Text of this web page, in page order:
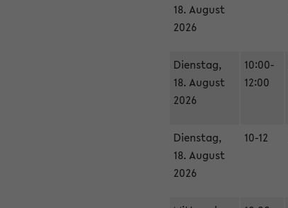
18. August
2026
Dienstag,
18. August
2026
10:00-
12:00
Dienstag,
18. August
2026
10-12